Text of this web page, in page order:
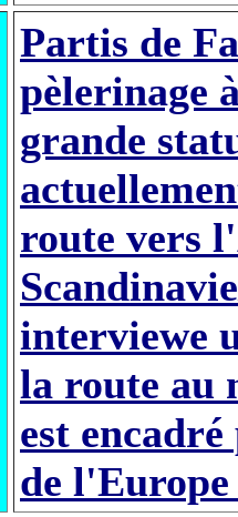
Partis de
pèlerinage
grande
route vers
interviewe
la route au
est
de